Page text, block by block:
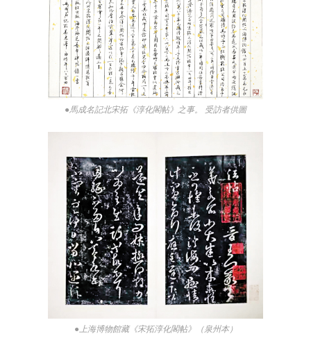
●馬成名記北宋拓《淳化閣帖》之事。 受訪者供圖
●上海博物館藏《宋拓淳化閣帖》（泉州本）